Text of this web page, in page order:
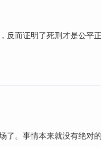
反而证明了死刑才是公平
。事情本来就没有绝对的